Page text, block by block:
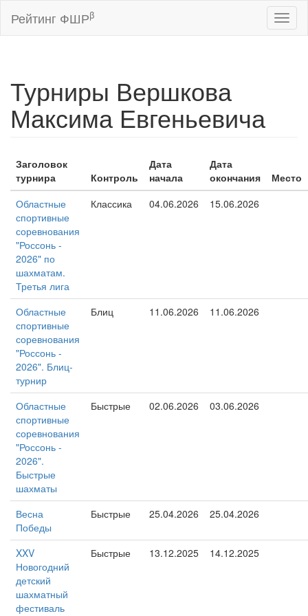
Рейтинг ФШРβ
Турниры Вершкова
Максима Евгеньевича
Заголовок
турнира
Контроль
Дата
начала
Дата
окончания
Место
Областные
спортивные
соревнования
"Россонь -
2026" по
шахматам.
Третья лига
Классика 04.06.2026 15.06.2026
Областные
спортивные
соревнования
"Россонь -
2026". Блиц-
турнир
Блиц 11.06.2026 11.06.2026
Областные
спортивные
соревнования
"Россонь -
2026".
Быстрые
шахматы
Быстрые 02.06.2026 03.06.2026
Весна
Победы
Быстрые 25.04.2026 25.04.2026
XXV
Новогодний
детский
шахматный
фестиваль
Быстрые 13.12.2025 14.12.2025